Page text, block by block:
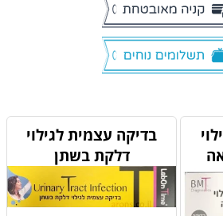
בדיקה עצמית לגילוי
דלקת בשתן